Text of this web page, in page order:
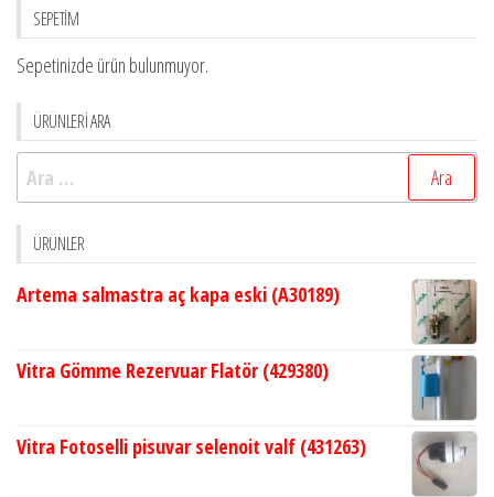
SEPETİM
Sepetinizde ürün bulunmuyor.
ÜRÜNLERİ ARA
Arama:
ÜRÜNLER
Artema salmastra aç kapa eski (A30189)
Vitra Gömme Rezervuar Flatör (429380)
Vitra Fotoselli pisuvar selenoit valf (431263)